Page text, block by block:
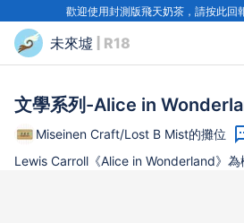
歡迎使用封測版飛天奶茶，請按此回
未來墟 | R18
文學系列-Alice in
Miseinen Craft/Lost B Mist的攤位
Lewis Carroll《Alice in Wonderland》為